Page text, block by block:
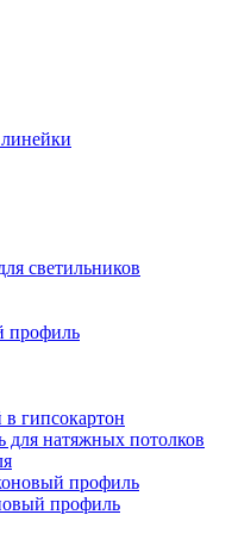
светильников
профиль
гипсокартон
натяжных потолков
профиль